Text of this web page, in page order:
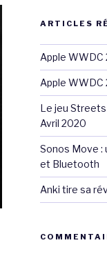
ARTICLES
Apple WWDC
Apple WWDC
Le jeu
Avril 2020
Sonos Move :
et Bluetooth
Anki tire sa